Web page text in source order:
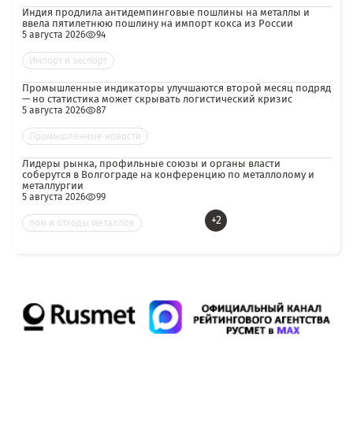
Индия продлила антидемпинговые пошлины на металлы и
ввела пятилетнюю пошлину на импорт кокса из России
5 августа 2026 94
Импорт и экспорт
Промышленные индикаторы улучшаются второй месяц подряд
— но статистика может скрывать логистический кризис
5 августа 2026 87
Промышленные новости
Лидеры рынка, профильные союзы и органы власти
соберутся в Волгограде на конференцию по металлолому и
металлургии
5 августа 2026 99
лом и отходы металлов +2